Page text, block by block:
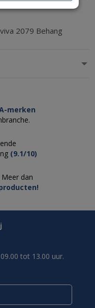
2079 Behang
merken
(9.1/10)
Meer dan
tot 13.00 uur.